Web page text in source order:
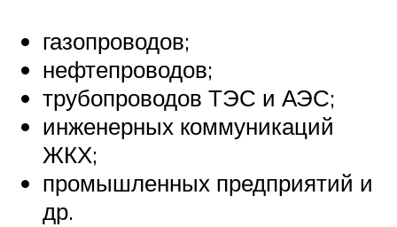
газопроводов;
нефтепроводов;
трубопроводов ТЭС и АЭС;
инженерных коммуникаций
ЖКХ;
промышленных предприятий и
др.